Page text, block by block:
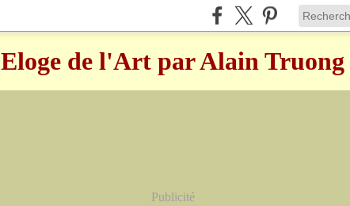
Eloge de l'Art par Alain Truong
Publicité